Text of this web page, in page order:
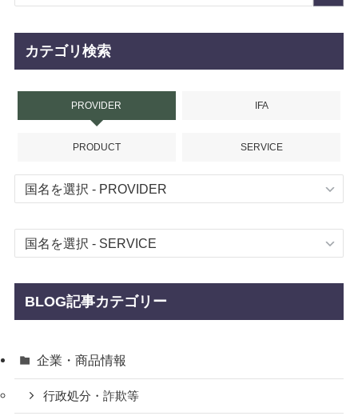
カテゴリ検索
PROVIDER IFA
PRODUCT SERVICE
BLOG記事カテゴリー
企業・商品情報
行政処分・詐欺等